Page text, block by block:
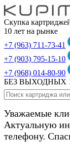
Скупка
10 лет на рынке
+7 (963) 711-73-41
+7 (903) 795-15-10
+7 (968) 014-80-90
БЕЗ ВЫХОДНЫХ
Уважаемые
Актуальную
телефону.